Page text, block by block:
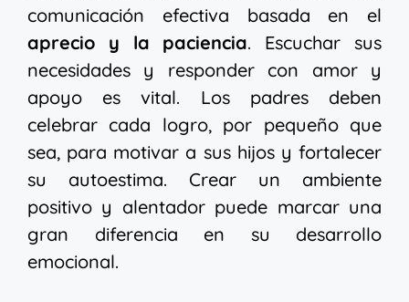
comunicación efectiva basada en el
aprecio y la paciencia. Escuchar sus
necesidades y responder con amor y
apoyo es vital. Los padres deben
celebrar cada logro, por pequeño que
sea, para motivar a sus hijos y fortalecer
su autoestima. Crear un ambiente
positivo y alentador puede marcar una
gran diferencia en su desarrollo
emocional.